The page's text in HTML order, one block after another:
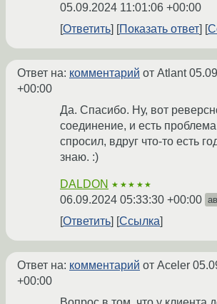
05.09.2024 11:01:06 +00:00
Ответить
Показать ответ
Ответ на: комментарий от Atlant
+00:00
Да. Спасибо. Ну, вот
соединение, и есть
спросил, вдруг что-то есть
знаю. :)
DALDON ★★★★★
06.09.2024 05:33:30 +00:00
Ответить Ссылка
Ответ на: комментарий от Aceler
+00:00